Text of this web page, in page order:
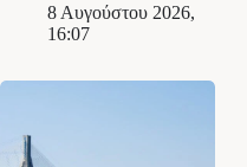
8 Αυγούστου 2026,
16:07